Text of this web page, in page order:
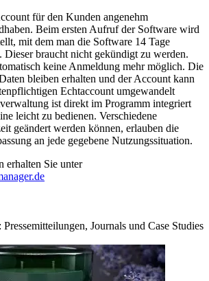
für den Kunden angenehm
Beim ersten Aufruf der Software wird
mit dem man die Software 14 Tage
Dieser braucht nicht gekündigt zu werden.
keine Anmeldung mehr möglich. Die
bleiben erhalten und der Account kann
Echtaccount umgewandelt
ist direkt im Programm integriert
leicht zu bedienen. Verschiedene
geändert werden können, erlauben die
an jede gegebene Nutzungssituation.
erhalten Sie unter
Journals und Case Studies